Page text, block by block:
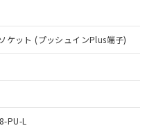
ケット (プッシュインPlus端子)
PU-L
売店・当社販売員に
販売店や当社販売拠
ワーク
」をご確認
準価格結果を当社の
三者に漏洩または開
いします。
よび制御機器に対する
ついては閾値を超える意
などにより、予定
質）のすべてが基
します。
下において有害物
、核兵器、ミサイ
物兵器またはその他
の製造装置等に一切
を第三者に販売する
および3の内容を当
ます。また当社は、
に係わる関係者が違
たないが在庫あり
の在庫状況につ
様のお取引先、ま
当のオムロン制御
当社販売員にご確